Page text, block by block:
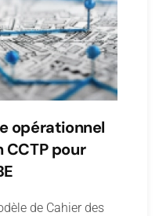
opérationnel
pour
de Cahier des